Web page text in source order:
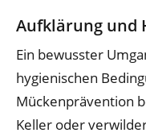
Aufklärung und
Ein bewusster
hygienischen
Mückenprävention
Keller oder